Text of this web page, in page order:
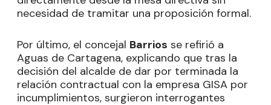
necesidad de tramitar una proposición formal.
Por último, el concejal Barrios se refirió a
Aguas de Cartagena, explicando que tras la
decisión del alcalde de dar por terminada la
relación contractual con la empresa GISA por
incumplimientos, surgieron interrogantes